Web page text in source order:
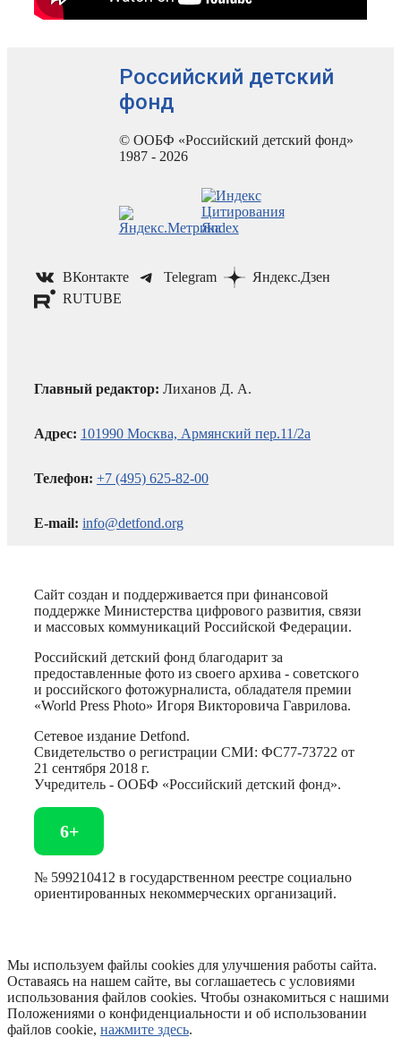
Российский детский
фонд
© ООБФ «Российский детский фонд»
1987 - 2026
ВКонтакте Telegram
Яндекс.Дзен
RUTUBE
Главный редактор: Лиханов Д. А.
Адрес: 101990 Москва, Армянский пер.11/2а
Телефон: +7 (495) 625-82-00
E-mail: info@detfond.org
Сайт создан и поддерживается при финансовой
поддержке Министерства цифрового развития, связи
и массовых коммуникаций Российской Федерации.
Российский детский фонд благодарит за
предоставленные фото из своего архива - советского
и российского фотожурналиста, обладателя премии
«World Press Photo» Игоря Викторовича Гаврилова.
Сетевое издание Detfond.
Свидетельство о регистрации СМИ: ФС77-73722 от
21 сентября 2018 г.
Учредитель - ООБФ «Российский детский фонд».
6+
№ 599210412 в государственном реестре социально
ориентированных некоммерческих организаций.
Мы используем файлы cookies для улучшения работы сайта.
Оставаясь на нашем сайте, вы соглашаетесь с условиями
использования файлов cookies. Чтобы ознакомиться с нашими
Положениями о конфиденциальности и об использовании
файлов cookie, нажмите здесь.